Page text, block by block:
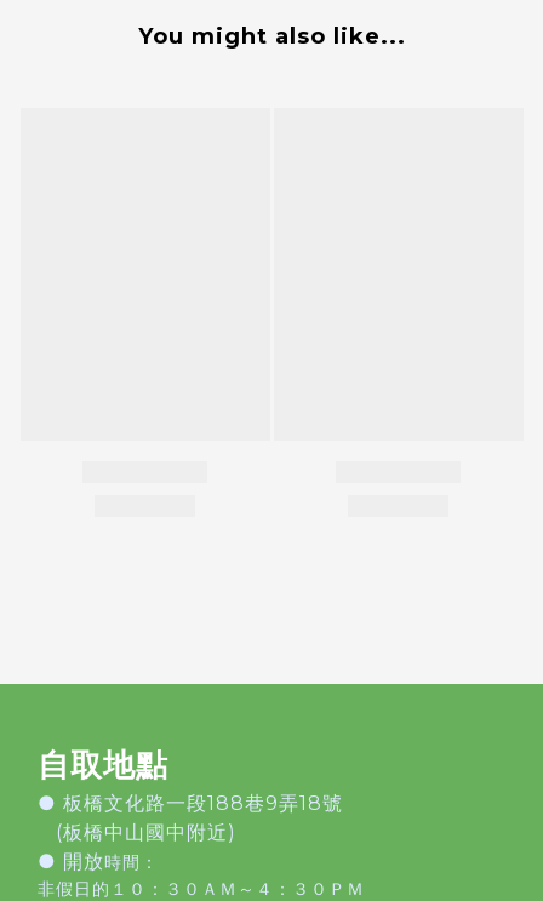
You might also like...
自取地點
● 板橋文化路一段188巷9弄18號
(板橋中山國中附近)
● 開放時間：
非假日的１０：３０ＡＭ～４：３０ＰＭ